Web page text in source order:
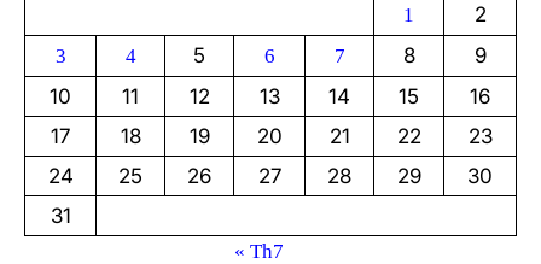
1 2
3 4 5 6 7 8
9
10
11 12 13 14 15
16
17
18 19 20 21 22
23
24
25 26 27 28 29
30
31
« Th7